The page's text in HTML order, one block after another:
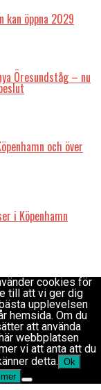
öppna 2029
Öresundståg – nu
och över
i Köpenhamn
cookies för
till att vi ger dig
upplevelsen
hemsida. Om du
att använda
webbplatsen
vi att anta att du
detta. Ok